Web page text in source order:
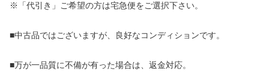
※「代引き」ご希望の方は宅急便をご選択下さい。
■中古品ではございますが、良好なコンディションです。
■万が一品質に不備が有った場合は、返金対応。